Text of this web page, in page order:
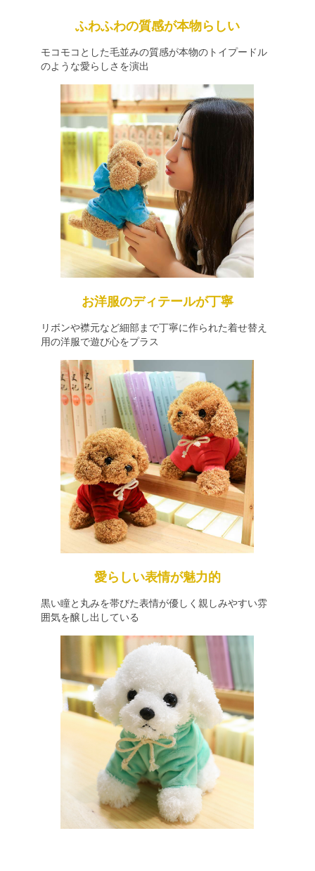
ふわふわの質感が本物らしい
モコモコとした毛並みの質感が本物のトイプードル
のような愛らしさを演出
お洋服のディテールが丁寧
リボンや襟元など細部まで丁寧に作られた着せ替え
用の洋服で遊び心をプラス
愛らしい表情が魅力的
黒い瞳と丸みを帯びた表情が優しく親しみやすい雰
囲気を醸し出している